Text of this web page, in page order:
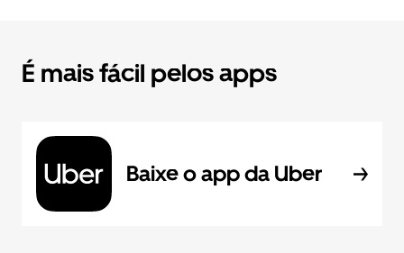
É mais fácil pelos apps
Baixe o app da Uber